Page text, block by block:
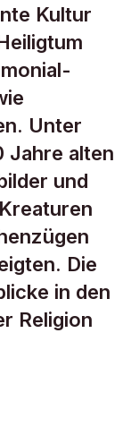
vom
Kultur
Unter
Jahre alten
und
Die
in den
Religion